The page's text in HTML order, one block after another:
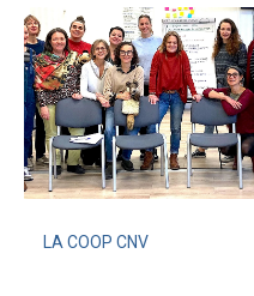
LA COOP CNV